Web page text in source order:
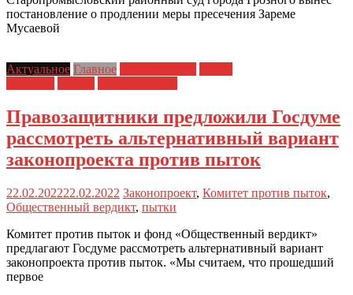
постановление о продлении меры пресечения Зареме
Мусаевой
Актуальное Главное
Правозащитники предложили Госдуме
рассмотреть альтернативный вариант
законопроекта против пыток
22.02.202222.02.2022 Законопроект, Комитет против пыток,
Общественный вердикт, пытки
Комитет против пыток и фонд «Общественный вердикт»
предлагают Госдуме рассмотреть альтернативный вариант
законопроекта против пыток. «Мы считаем, что прошедший
первое